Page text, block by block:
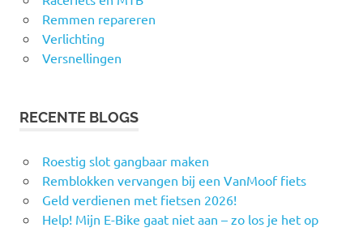
Remmen repareren
Verlichting
Versnellingen
RECENTE BLOGS
Roestig slot gangbaar maken
Remblokken vervangen bij een VanMoof fiets
Geld verdienen met fietsen 2026!
Help! Mijn E-Bike gaat niet aan – zo los je het op